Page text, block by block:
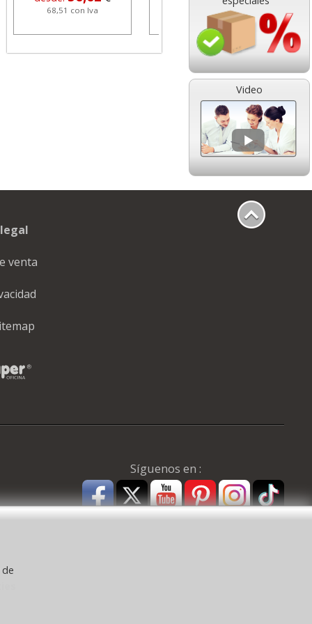
Video
68,51 con Iva 1,08 con Iva
N9K05AE tricolor
Negro, original
N9K06AE
venta
Síguenos en :